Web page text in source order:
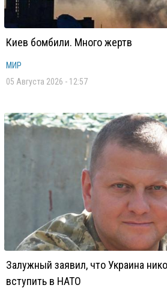
Киев бомбили. Много жертв
МИР
05 Августа 2026 - 12:57
Залужный заявил, что Украина
вступить в НАТО